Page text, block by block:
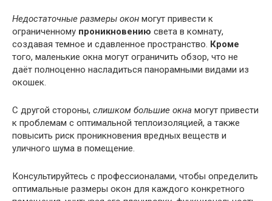
Недостаточные размеры окон могут привести к
ограниченному проникновению света в комнату,
создавая темное и сдавленное пространство. Кроме
того, маленькие окна могут ограничить обзор, что не
даёт полноценно насладиться панорамными видами из
окошек.
С другой стороны, слишком большие окна могут привести
к проблемам с оптимальной теплоизоляцией, а также
повысить риск проникновения вредных веществ и
уличного шума в помещение.
Консультируйтесь с профессионалами, чтобы определить
оптимальные размеры окон для каждого конкретного